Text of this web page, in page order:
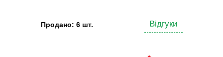
Продано: 6 шт. Відгуки